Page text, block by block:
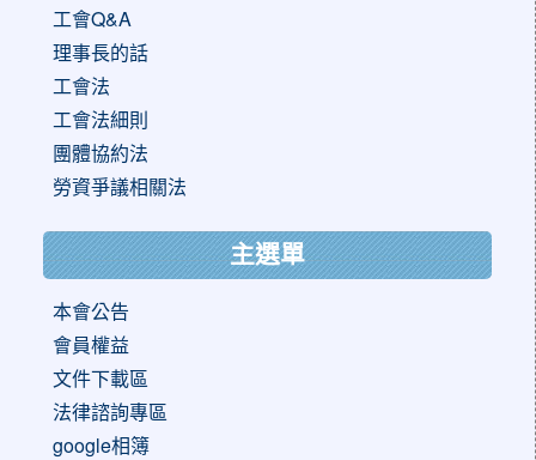
工會Q&A
理事長的話
工會法
工會法細則
團體協約法
勞資爭議相關法
主選單
本會公告
會員權益
文件下載區
法律諮詢專區
google相簿